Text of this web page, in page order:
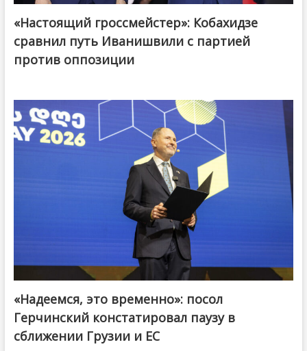
@ქართული ოცნება / Georgian Dream
«Настоящий гроссмейстер»: Кобахидзе
сравнил путь Иванишвили с партией
против оппозиции
«Надеемся, это временно»: посол
Герчинский констатировал паузу в
сближении Грузии и ЕС